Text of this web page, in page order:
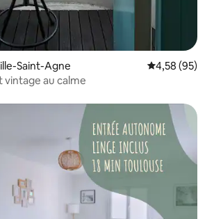
Saint-Agne Note
4,58 (95)
vintage au calme